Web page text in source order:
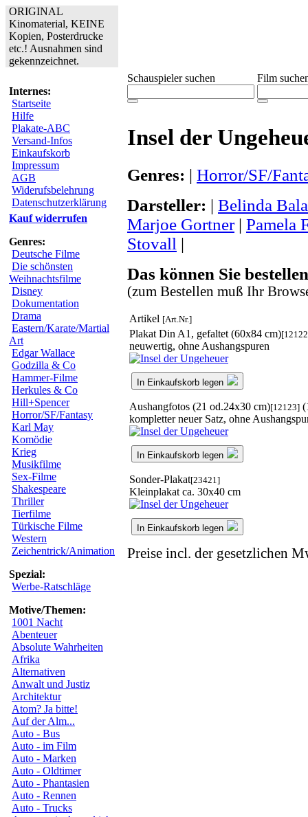
ORIGINAL
Kinomaterial, KEINE
Kopien, Posterdrucke
etc.! Ausnahmen sind
gekennzeichnet.
Internes:
Startseite
Hilfe
Plakate-ABC
Versand-Infos
Einkaufskorb
Impressum
AGB
Widerufsbelehrung
Datenschutzerklärung
Kauf widerrufen
Genres:
Deutsche Filme
Die schönsten
Weihnachtsfilme
Disney
Dokumentation
Drama
Eastern/Karate/Martial
Art
Edgar Wallace
Godzilla & Co
Hammer-Filme
Herkules & Co
Hill+Spencer
Horror/SF/Fantasy
Karl May
Komödie
Krieg
Musikfilme
Sex-Filme
Shakespeare
Thriller
Tierfilme
Türkische Filme
Western
Zeichentrick/Animation
Spezial:
Werbe-Ratschläge
Motive/Themen:
1001 Nacht
Abenteuer
Absolute Wahrheiten
Afrika
Alternativen
Anwalt und Justiz
Architektur
Atom? Ja bitte!
Auf der Alm...
Auto - Bus
Auto - im Film
Auto - Marken
Auto - Oldtimer
Auto - Phantasien
Auto - Rennen
Auto - Trucks
Schauspieler suchen Film
Insel der
Genres: | Horror/SF/
Darsteller: | Belinda
Marjoe Gortner| Pamela
Stovall |
Das können Sie
(zum Bestellen muß Ihr
Artikel [Art.Nr.]
Plakat Din A1, gefaltet (60x84 cm)
neuwertig, ohne Aushangspuren
In Einkaufskorb legen
Aushangfotos (21 od.24x30 cm)[12123]
kompletter neuer Satz, ohne
In Einkaufskorb legen
Sonder-Plakat[23421]
Kleinplakat ca. 30x40 cm
In Einkaufskorb legen
Preise incl. der gesetzlichen